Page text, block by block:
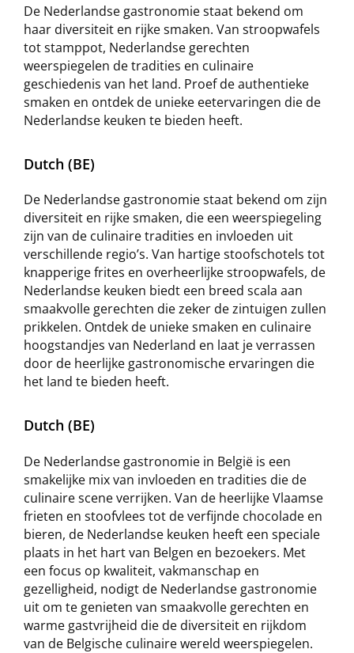
De Nederlandse gastronomie staat bekend om
haar diversiteit en rijke smaken. Van stroopwafels
tot stamppot, Nederlandse gerechten
weerspiegelen de tradities en culinaire
geschiedenis van het land. Proef de authentieke
smaken en ontdek de unieke eetervaringen die de
Nederlandse keuken te bieden heeft.
Dutch (BE)
De Nederlandse gastronomie staat bekend om zijn
diversiteit en rijke smaken, die een weerspiegeling
zijn van de culinaire tradities en invloeden uit
verschillende regio’s. Van hartige stoofschotels tot
knapperige frites en overheerlijke stroopwafels, de
Nederlandse keuken biedt een breed scala aan
smaakvolle gerechten die zeker de zintuigen zullen
prikkelen. Ontdek de unieke smaken en culinaire
hoogstandjes van Nederland en laat je verrassen
door de heerlijke gastronomische ervaringen die
het land te bieden heeft.
Dutch (BE)
De Nederlandse gastronomie in België is een
smakelijke mix van invloeden en tradities die de
culinaire scene verrijken. Van de heerlijke Vlaamse
frieten en stoofvlees tot de verfijnde chocolade en
bieren, de Nederlandse keuken heeft een speciale
plaats in het hart van Belgen en bezoekers. Met
een focus op kwaliteit, vakmanschap en
gezelligheid, nodigt de Nederlandse gastronomie
uit om te genieten van smaakvolle gerechten en
warme gastvrijheid die de diversiteit en rijkdom
van de Belgische culinaire wereld weerspiegelen.